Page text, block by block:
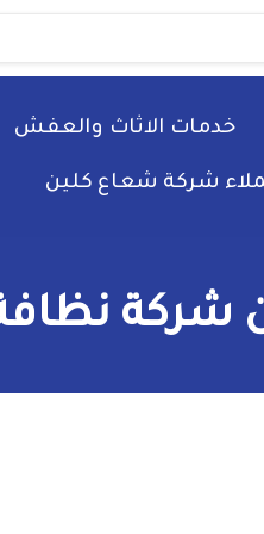
خدمات الاثاث والعفش
شركة شعاع كلين
نظافة